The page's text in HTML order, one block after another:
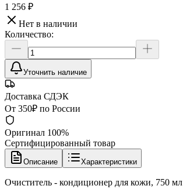
1 256 ₽
Нет в наличии
Количество:
Уточнить наличие
Доставка СДЭК
От 350₽ по России
Оригинал 100%
Сертифицированный товар
Описание Характеристики
Очиститель - кондиционер для кожи, 750